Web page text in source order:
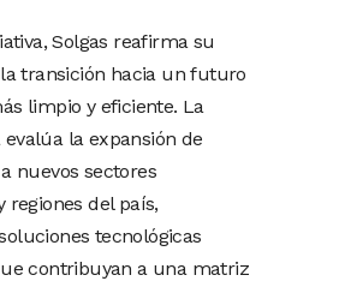
Solgas reafirma su
transición hacia un futuro
limpio y eficiente. La
la expansión de
nuevos sectores
regiones del país,
tecnológicas
contribuyan a una matriz